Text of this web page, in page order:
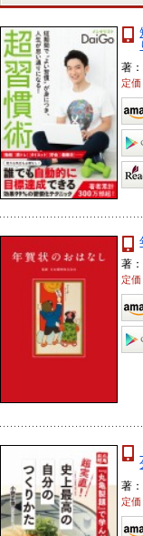
著
定
著
定
著
定